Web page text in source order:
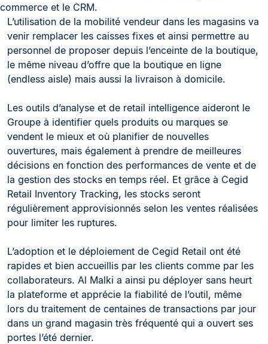
commerce et le CRM.
L’utilisation de la mobilité vendeur dans les magasins va
venir remplacer les caisses fixes et ainsi permettre au
personnel de proposer depuis l’enceinte de la boutique,
le même niveau d’offre que la boutique en ligne
(endless aisle) mais aussi la livraison à domicile.
Les outils d’analyse et de retail intelligence aideront le
Groupe à identifier quels produits ou marques se
vendent le mieux et où planifier de nouvelles
ouvertures, mais également à prendre de meilleures
décisions en fonction des performances de vente et de
la gestion des stocks en temps réel. Et grâce à Cegid
Retail Inventory Tracking, les stocks seront
régulièrement approvisionnés selon les ventes réalisées
pour limiter les ruptures.
L’adoption et le déploiement de Cegid Retail ont été
rapides et bien accueillis par les clients comme par les
collaborateurs. Al Malki a ainsi pu déployer sans heurt
la plateforme et apprécie la fiabilité de l’outil, même
lors du traitement de centaines de transactions par jour
dans un grand magasin très fréquenté qui a ouvert ses
portes l’été dernier.